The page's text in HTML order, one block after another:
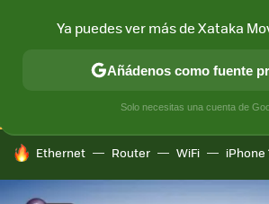
CONECTIVIDAD MÓVIL Y SOCIEDAD
HOY SE HABLA DE
Ethernet Router WiFi iPhone
Ya puedes ver más de Xataka
Añádenos como fuente
Solo necesitas una cuenta de